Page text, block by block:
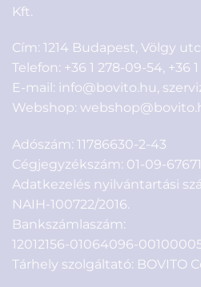
Kft.
Cím: 1214 Budapest, Völgy
Telefon: +36 1 278-09-54, +36
E-mail: info@bovito.hu,
Webshop:
Adószám: 11786630-2-43
Cégjegyzékszám: 01-09-
Adatkezelés nyilvántartási
NAIH-100722/2016.
Bankszámlaszám:
12012156-01064096-
Tárhely szolgáltató: BOVITO